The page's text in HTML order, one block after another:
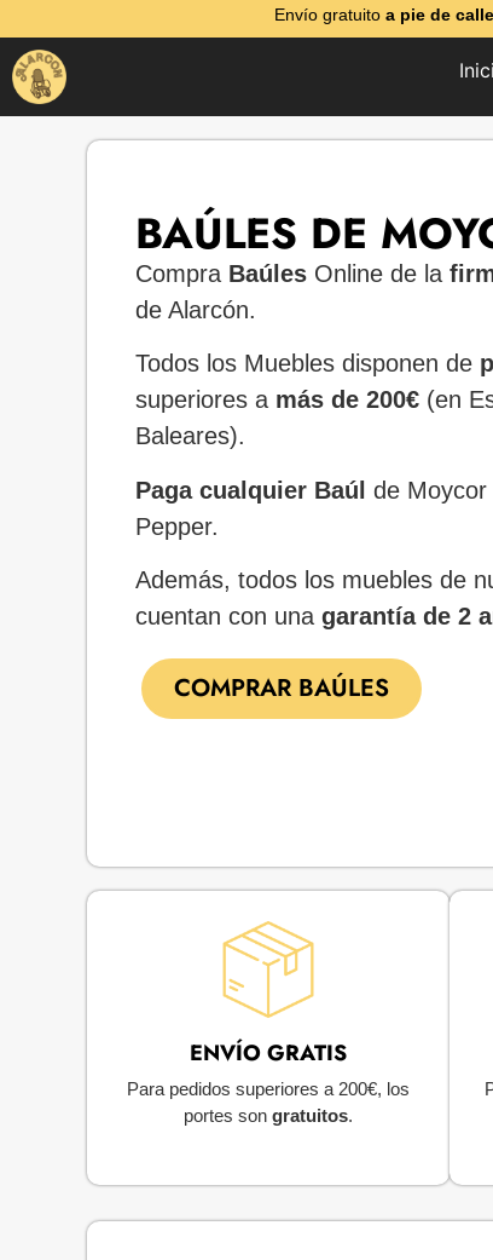
Envío gratuitoa pie de calle
BAÚLES DE
Compra Baúles Online de la
de Alarcón.
Todos los Muebles disponen de
superiores a más de 200€ (en
Baleares).
Paga cualquier Baúl de Moycor
Pepper.
Además, todos los muebles de
cuentan con una garantía de 2
COMPRAR BAÚLES
ENVÍO GRATIS
Para pedidos superiores a 200€, los
portes son gratuitos.